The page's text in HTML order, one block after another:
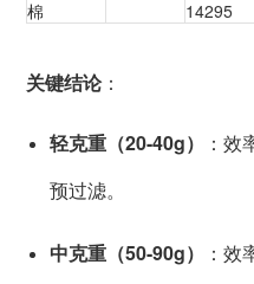
棉 14295
关键结论：
轻克重（20-40g）
：
预过滤。
中克重（50-90g）
：